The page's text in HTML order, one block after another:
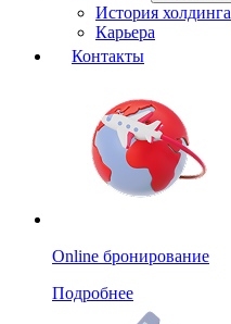
История холдинга
Карьера
Контакты
Online бронирование
Подробнее